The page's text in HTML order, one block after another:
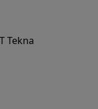
Tekna